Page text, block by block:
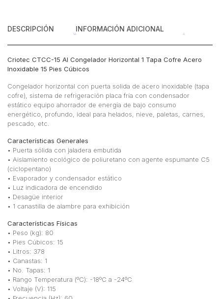
DESCRIPCIÓN INFORMACIÓN ADICIONAL
Criotec CTCC-15 AI Congelador Horizontal 1 Tapa Cofre Acero
Inoxidable 15 Pies Cúbicos
Congelador horizontal con puerta solida de acero inoxidable (tapa
cofre), sistema de refrigeración placa fría con condensador
estático equipo ahorrador de energía de bajo consumo
energético, profundo, ideal para helados, nieve, paletas, carnes,
pescado, etc.
Características Generales
• Puerta sólida con jaladera embutida
• Aislamiento ecológico de poliuretano con agente espumante C5
(ciclopentano)
• Evaporador y condensador estático
• Luz indicadora de encendido
• Desagüe interior
• 1 canastilla de alambre para exhibición
Características Físicas
• Peso (kg): 80
• Pies Cúbicos: 15
• Litros: 378
• Canastas: 1
• No. Tapas: 1
• Rango Temperatura (ºC): -18ºC a -24ºC
• Voltaje (V): 115